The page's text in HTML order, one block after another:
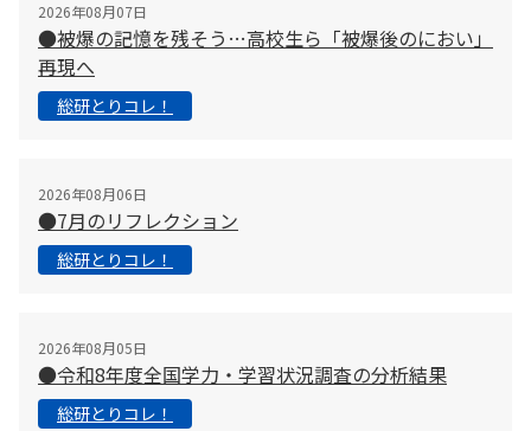
2026年08月07日
●被爆の記憶を残そう…高校生ら「被爆後のにおい」
再現へ
総研とりコレ！
2026年08月06日
●7月のリフレクション
総研とりコレ！
2026年08月05日
●令和8年度全国学力・学習状況調査の分析結果
総研とりコレ！